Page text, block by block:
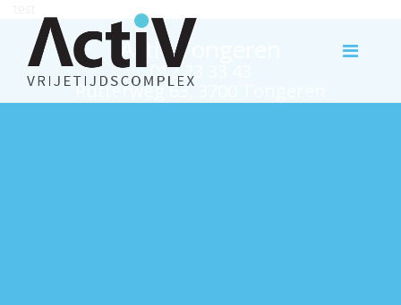
Activ Tongeren
012 23 33 43
Rutterweg 63, 3700 Tongeren